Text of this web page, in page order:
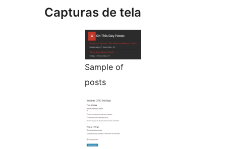
Capturas de tela
Sample of
posts